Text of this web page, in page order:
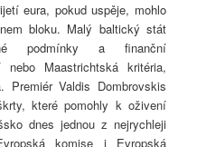
eura, pokud uspěje, mohlo
bloku. Malý baltický stát
podmínky a finanční
nebo Maastrichtská kritéria,
Valdis Dombrovskis
které pomohly k oživení
dnes jednou z nejrychleji
komise i Evropská